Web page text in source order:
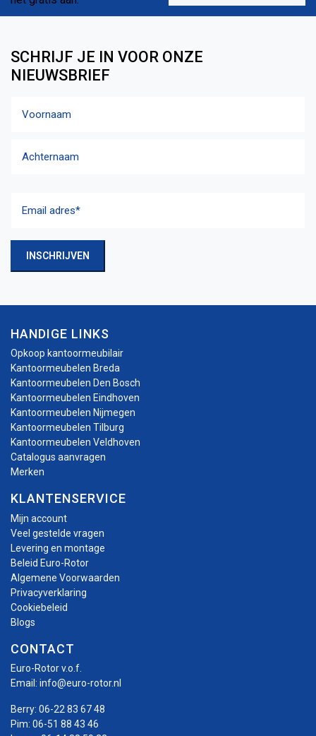
SCHRIJF JE IN VOOR ONZE
NIEUWSBRIEF
adres(Vereist)
INSCHRIJVEN
HANDIGE LINKS
Opkoop kantoormeubilair
Kantoormeubelen Breda
Kantoormeubelen Den Bosch
Kantoormeubelen Eindhoven
Kantoormeubelen Nijmegen
Kantoormeubelen Tilburg
Kantoormeubelen Veldhoven
Catalogus aanvragen
Merken
KLANTENSERVICE
Mijn account
Veel gestelde vragen
Levering en montage
Beleid Euro-Rotor
Algemene Voorwaarden
Privacyverklaring
Cookiebeleid
Blogs
CONTACT
Euro-Rotor v.o.f.
Email: info@euro-rotor.nl
Berry: 06-22 83 67 48
Pim: 06-51 88 43 46